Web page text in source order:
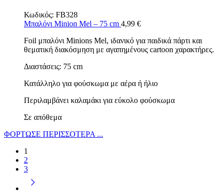
Κωδικός: FB328
Μπαλόνι Minion Mel – 75 cm 4,99 €
Foil μπαλόνι Minions Mel, ιδανικό για παιδικά πάρτι και
θεματική διακόσμηση με αγαπημένους cartoon χαρακτήρες.
Διαστάσεις: 75 cm
Κατάλληλο για φούσκωμα με αέρα ή ήλιο
Περιλαμβάνει καλαμάκι για εύκολο φούσκωμα
Σε απόθεμα
ΦΟΡΤΩΣΕ ΠΕΡΙΣΣΟΤΕΡΑ ...
1
2
3